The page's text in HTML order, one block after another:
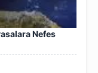
Nefes